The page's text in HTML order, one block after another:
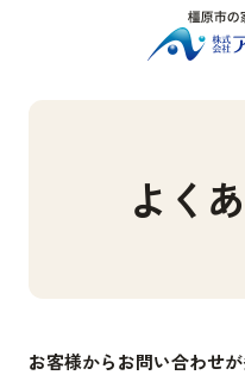
式場・斎場 は
よく
お客様からお問い合わせ